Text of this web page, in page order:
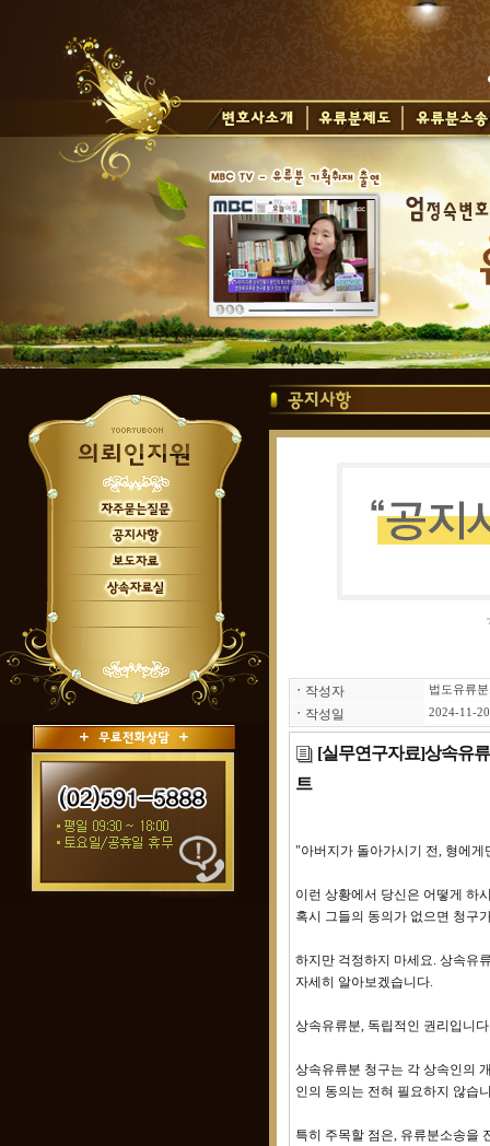
ㆍ 작성자 법도유류
ㆍ 작성일 2024-11-
[실무연구자료]상속유
트
"아버지가 돌아가시기 전, 형에
이런 상황에서 당신은 어떻게 하
혹시 그들의 동의가 없으면 청구
하지만 걱정하지 마세요. 상속유
자세히 알아보겠습니다.
상속유류분, 독립적인 권리입니다
상속유류분 청구는 각 상속인의
인의 동의는 전혀 필요하지 않습
특히 주목할 점은, 유류분소송을